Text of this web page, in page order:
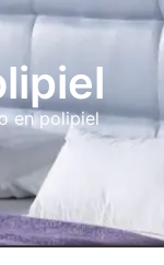
en polipiel